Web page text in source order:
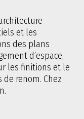
et les
des plans
d’espace,
les finitions et le
renom. Chez